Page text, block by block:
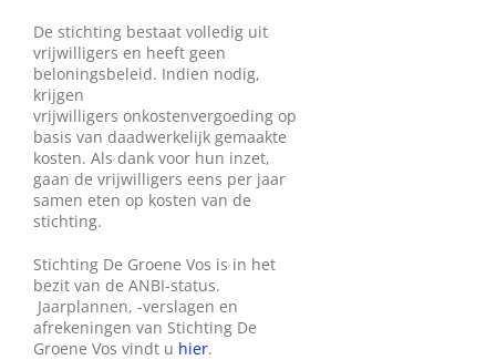
De stichting bestaat volledig uit
vrijwilligers en heeft geen
beloningsbeleid. Indien nodig,
krijgen
vrijwilligers onkostenvergoeding op
basis van daadwerkelijk gemaakte
kosten. Als dank voor hun inzet,
gaan de vrijwilligers eens per jaar
samen eten op kosten van de
stichting.
Stichting De Groene Vos is in het
bezit van de ANBI-status.
Jaarplannen, -verslagen en
afrekeningen van Stichting De
Groene Vos vindt u hier.